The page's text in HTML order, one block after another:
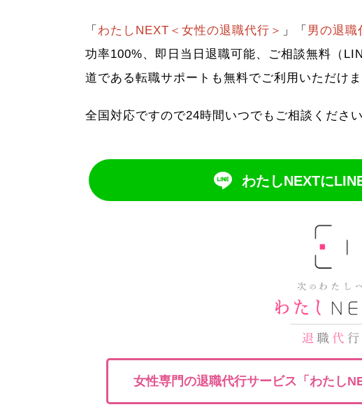
「 わたしNEXT＜女性の退職代行＞ 」「 男の退職
功率100%、即日当日退職可能、ご相談無料（
道である転職サポートも無料でご利用いただけま
全国対応ですので24時間いつでもご相談ください
わたしNEXTに
女性専門の退職代行サービス「わたし